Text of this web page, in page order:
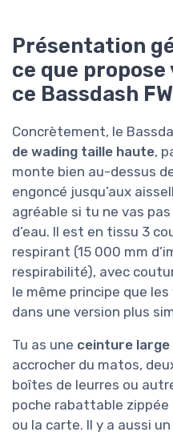
Présentation
ce que
ce Bassdash
Concrètement, le
de wading taille haute,
monte bien au-dessus
engoncé jusqu’aux
agréable si tu ne vas
d’eau. Il est en tissu 3
respirant (15 000 mm
respirabilité), avec
le même principe que
dans une version plus
Tu as une ceinture large
accrocher du matos,
boîtes de leurres ou
poche rabattable zippée
ou la carte. Il y a aussi